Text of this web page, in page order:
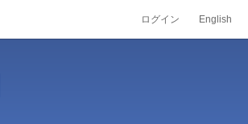
ログイン English